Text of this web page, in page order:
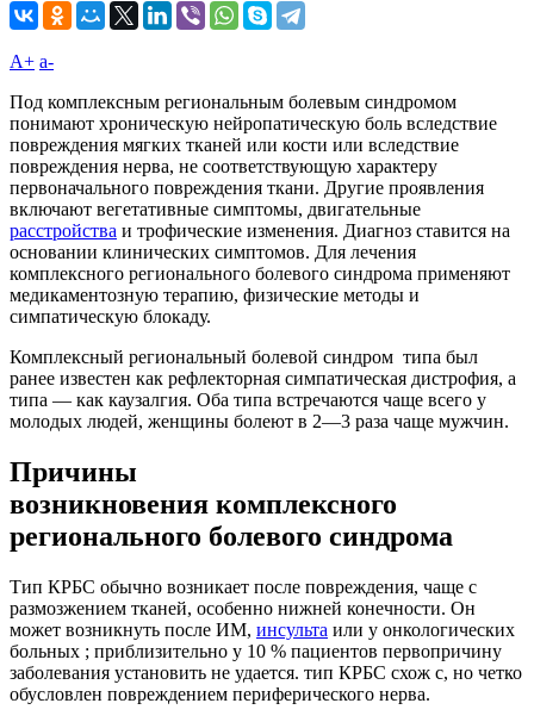
A+ а-
Под комплексным региональным болевым синдромом
понимают хроническую нейропатическую боль вследствие
повреждения мягких тканей или кости или вследствие
повреждения нерва, не соответствующую характеру
первоначального повреждения ткани. Другие проявления
включают вегетативные симптомы, двигательные
расстройства и трофические изменения. Диагноз ставится на
основании клинических симптомов. Для лечения
комплексного регионального болевого синдрома применяют
медикаментозную терапию, физические методы и
симпатическую блокаду.
Комплексный региональный болевой синдром типа был
ранее известен как рефлекторная симпатическая дистрофия, а
типа — как каузалгия. Оба типа встречаются чаще всего у
молодых людей, женщины болеют в 2—3 раза чаще мужчин.
Причины
возникновения комплексного
регионального болевого синдрома
Тип КРБС обычно возникает после повреждения, чаще с
размозжением тканей, особенно нижней конечности. Он
может возникнуть после ИМ, инсульта или у онкологических
больных ; приблизительно у 10 % пациентов первопричину
заболевания установить не удается. тип КРБС схож с, но четко
обусловлен повреждением периферического нерва.